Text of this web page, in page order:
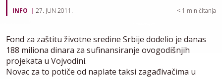
INFO 27. JUN 2011. < 1 min čitanja
Fond za zaštitu životne sredine Srbije dodelio je danas
188 miliona dinara za sufinansiranje ovogodišnjih
projekata u Vojvodini.
Novac za to potiče od naplate taksi zagađivačima u